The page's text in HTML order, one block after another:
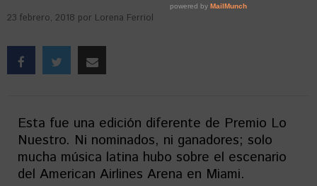
23 febrero, 2018 por Lorena Ferriol
Esta fue una edición diferente de Premio Lo
Nuestro. Ni nominados, ni ganadores; solo
mucha música latina hubo sobre el escenario
del American Airlines Arena en Miami.